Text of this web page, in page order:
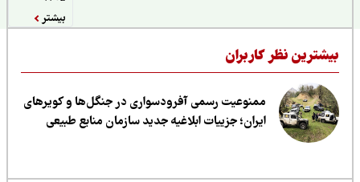
نظر کاربران
ممنوعیت رسمی آفرودسواری در جنگل‌ها و کویرهای
ایران؛ جزییات ابلاغیه جدید سازمان منابع طبیعی